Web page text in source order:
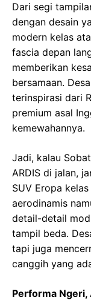
Dari segi
dengan desain
modern kelas
fascia depan
memberikan
bersamaan.
terinspirasi dari
premium asal
kemewahannya.
Jadi, kalau
ARDIS di jalan,
SUV Eropa
aerodinamis
detail-detail
tampil beda.
tapi juga
canggih yang
Performa